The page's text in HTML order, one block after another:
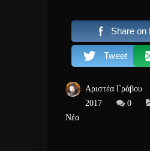
Share on
Tweet
Αριστέα Γράβου
2017
0
Νέα